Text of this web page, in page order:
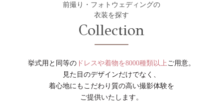
前撮り・フォトウェディングの
衣装を探す
Collection
挙式用と同等の ドレスや着物を8000種類以上 ご用意。
見た目のデザインだけでなく、
着心地にもこだわり質の高い撮影体験を
ご提供いたします。